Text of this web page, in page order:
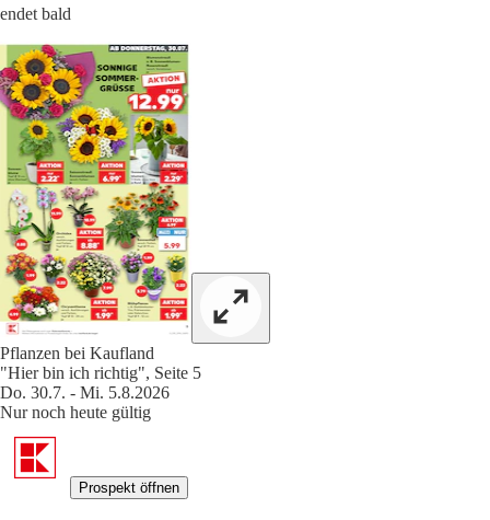
endet bald
Pflanzen bei Kaufland
"Hier bin ich richtig", Seite 5
Do. 30.7. - Mi. 5.8.2026
Nur noch heute gültig
Prospekt öffnen